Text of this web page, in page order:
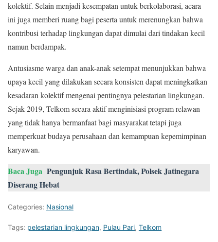
kolektif. Selain menjadi kesempatan untuk berkolaborasi, acara
ini juga memberi ruang bagi peserta untuk merenungkan bahwa
kontribusi terhadap lingkungan dapat dimulai dari tindakan kecil
namun berdampak.
Antusiasme warga dan anak-anak setempat menunjukkan bahwa
upaya kecil yang dilakukan secara konsisten dapat meningkatkan
kesadaran kolektif mengenai pentingnya pelestarian lingkungan.
Sejak 2019, Telkom secara aktif menginisiasi program relawan
yang tidak hanya bermanfaat bagi masyarakat tetapi juga
memperkuat budaya perusahaan dan kemampuan kepemimpinan
karyawan.
Baca Juga Pengunjuk Rasa Bertindak, Polsek Jatinegara
Diserang Hebat
Categories: Nasional
Tags: pelestarian lingkungan, Pulau Pari, Telkom